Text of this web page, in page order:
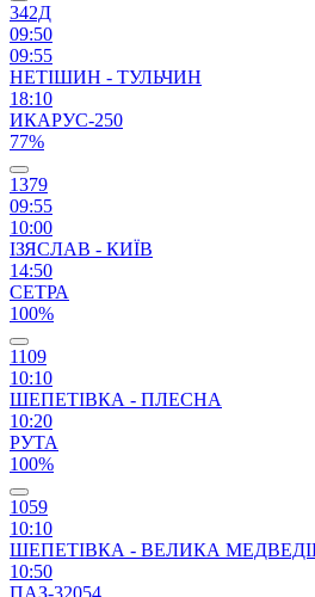
342Д
09:50
09:55
НЕТІШИН - ТУЛЬЧИН
18:10
ИКАРУС-250
77%
1379
09:55
10:00
ІЗЯСЛАВ - КИЇВ
14:50
СЕТРА
100%
1109
10:10
ШЕПЕТІВКА - ПЛЕСНА
10:20
РУТА
100%
1059
10:10
ШЕПЕТІВКА - ВЕЛИКА
10:50
ПАЗ-32054